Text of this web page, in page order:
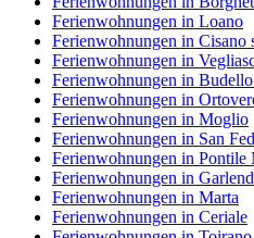
Ferienwohnungen in Loano
Ferienwohnungen in Cisano
Ferienwohnungen in
Ferienwohnungen in
Ferienwohnungen in
Ferienwohnungen in Moglio
Ferienwohnungen in San
Ferienwohnungen in Pontile
Ferienwohnungen in
Ferienwohnungen in Marta
Ferienwohnungen in Ceriale